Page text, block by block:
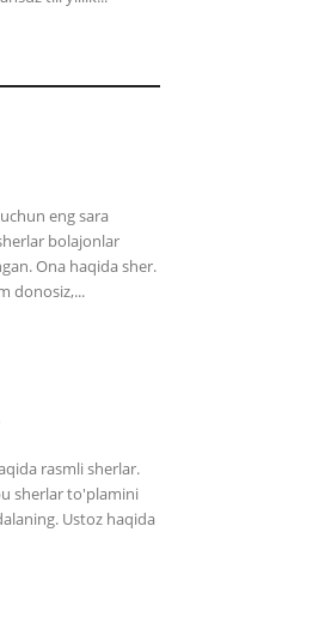
eng sara
bolajonlar
Ona haqida sher.
donosiz,...
rasmli sherlar.
sherlar to'plamini
Ustoz haqida